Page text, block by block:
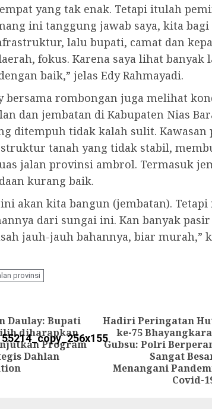
yang tak enak. Tetapi itulah
ini tanggung jawab saya, kita bagi
lalu bupati, camat dan
fokus. Karena saya lihat banyak
baik,” jelas Edy Rahmayadi.
bersama rombongan juga melihat
dan jembatan di Kabupaten Nias
ditempuh tidak kalah sulit.
tanah yang tidak stabil,
jalan provinsi ambrol. Termasuk
kurang baik.
ini akan kita bangun (jembatan).
dari sungai ini. Kan banyak
jauh-jauh bahannya, biar murah,”
provinsi
Previous
Daulay: Bupati
diharapkan
Program
Dahlan
Next
post:
Hadiri Peringatan
ke-75
Gubsu: Polri
Sangat
Menangani
Covid-